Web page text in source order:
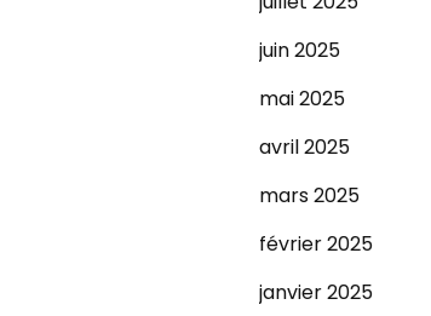
juin 2025
mai 2025
avril 2025
mars 2025
février 2025
janvier 2025